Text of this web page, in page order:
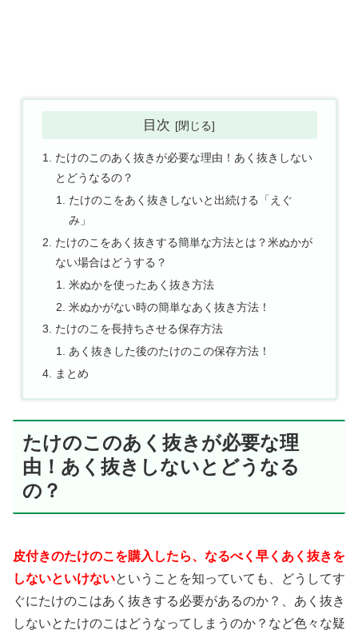
目次
たけのこのあく抜きが必要な理由！あく抜きしない
とどうなるの？
たけのこをあく抜きしないと出続ける「えぐ
み」
たけのこをあく抜きする簡単な方法とは？米ぬかが
ない場合はどうする？
米ぬかを使ったあく抜き方法
米ぬかがない時の簡単なあく抜き方法！
たけのこを長持ちさせる保存方法
あく抜きした後のたけのこの保存方法！
まとめ
たけのこのあく抜きが必要な理
由！あく抜きしないとどうなる
の？
皮付きのたけのこを購入したら、なるべく早くあく抜きを
しないといけないということを知っていても、どうしてす
ぐにたけのこはあく抜きする必要があるのか？、あく抜き
しないとたけのこはどうなってしまうのか？など色々な疑